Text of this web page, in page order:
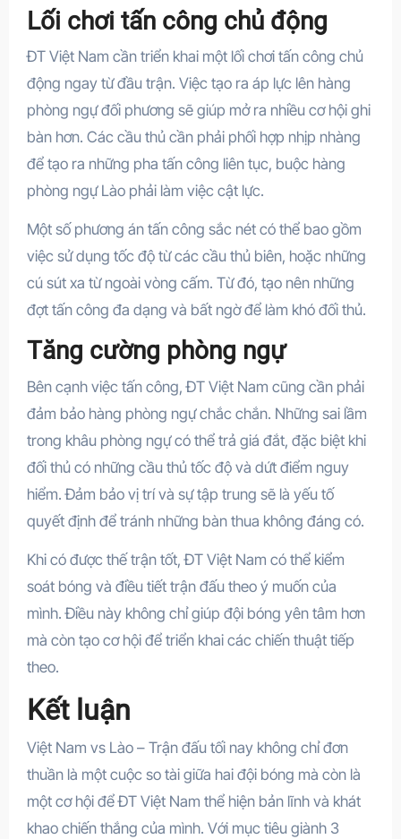
Lối chơi tấn công chủ động
ĐT Việt Nam cần triển khai một lối chơi tấn công chủ
động ngay từ đầu trận. Việc tạo ra áp lực lên hàng
phòng ngự đối phương sẽ giúp mở ra nhiều cơ hội ghi
bàn hơn. Các cầu thủ cần phải phối hợp nhịp nhàng
để tạo ra những pha tấn công liên tục, buộc hàng
phòng ngự Lào phải làm việc cật lực.
Một số phương án tấn công sắc nét có thể bao gồm
việc sử dụng tốc độ từ các cầu thủ biên, hoặc những
cú sút xa từ ngoài vòng cấm. Từ đó, tạo nên những
đợt tấn công đa dạng và bất ngờ để làm khó đối thủ.
Tăng cường phòng ngự
Bên cạnh việc tấn công, ĐT Việt Nam cũng cần phải
đảm bảo hàng phòng ngự chắc chắn. Những sai lầm
trong khâu phòng ngự có thể trả giá đắt, đặc biệt khi
đối thủ có những cầu thủ tốc độ và dứt điểm nguy
hiểm. Đảm bảo vị trí và sự tập trung sẽ là yếu tố
quyết định để tránh những bàn thua không đáng có.
Khi có được thế trận tốt, ĐT Việt Nam có thể kiểm
soát bóng và điều tiết trận đấu theo ý muốn của
mình. Điều này không chỉ giúp đội bóng yên tâm hơn
mà còn tạo cơ hội để triển khai các chiến thuật tiếp
theo.
Kết luận
Việt Nam vs Lào – Trận đấu tối nay không chỉ đơn
thuần là một cuộc so tài giữa hai đội bóng mà còn là
một cơ hội để ĐT Việt Nam thể hiện bản lĩnh và khát
khao chiến thắng của mình. Với mục tiêu giành 3